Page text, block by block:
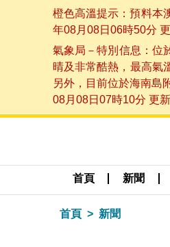
橙色高溫提示：預料本
年08月08日06時50分
氣象局－特別信息：位
晴及非常酷熱，最高氣
另外，目前位於海南島
08月08日07時10分 更
首頁 新聞
首頁 新聞